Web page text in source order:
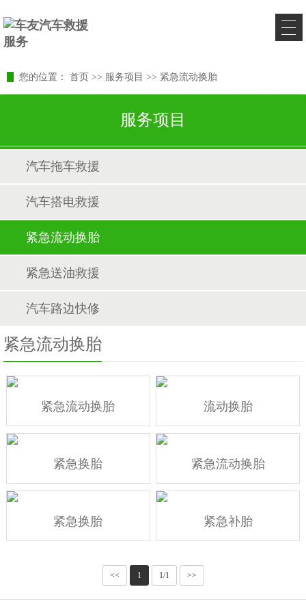
您的位置： 首页 >> 服务项目 >> 紧急流动换胎
服务项目
汽车拖车救援
汽车搭电救援
紧急流动换胎
紧急送油救援
汽车路边快修
紧急流动换胎
紧急流动换胎 流动换胎
紧急换胎 紧急流动换胎
紧急换胎 紧急补胎
<< 1 1/1 >>